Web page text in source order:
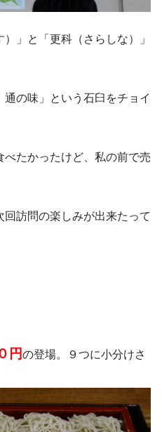
」と「更科（さらしな）」
の味」という石臼をチョイ
たかったけど、私の前で売
訪問の楽しみが出来たって
円の登場。９つに小分けさ